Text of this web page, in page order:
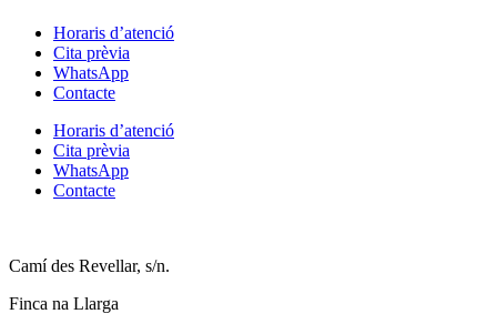
Horaris d’atenció
Cita prèvia
WhatsApp
Contacte
Horaris d’atenció
Cita prèvia
WhatsApp
Contacte
Camí des Revellar, s/n.
Finca na Llarga